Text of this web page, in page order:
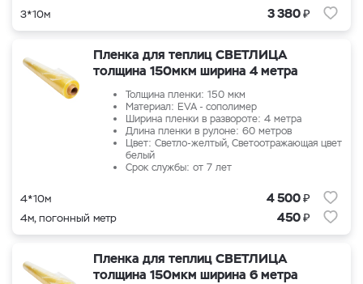
3*10м 3 380₽
Пленка для теплиц СВЕТЛИЦА
толщина 150мкм ширина 4 метра
Толщина пленки: 150 мкм
Материал: EVA - сополимер
Ширина пленки в развороте: 4 метра
Длина пленки в рулоне: 60 метров
Цвет: Светло-желтый, Светоотражающая цвет
белый
Срок службы: от 7 лет
4*10м 4 500₽
4м, погонный метр 450₽
Пленка для теплиц СВЕТЛИЦА
толщина 150мкм ширина 6 метра